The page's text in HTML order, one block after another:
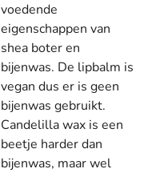
voedende
eigenschappen van
shea boter en
bijenwas. De lipbalm is
vegan dus er is geen
bijenwas gebruikt.
Candelilla wax is een
beetje harder dan
bijenwas, maar wel